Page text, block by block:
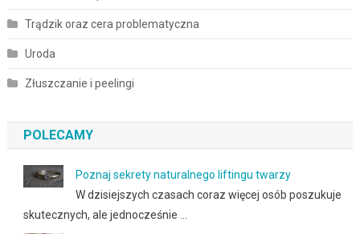
Trądzik oraz cera problematyczna
Uroda
Złuszczanie i peelingi
POLECAMY
Poznaj sekrety naturalnego liftingu twarzy
W dzisiejszych czasach coraz więcej osób poszukuje
skutecznych, ale jednocześnie …